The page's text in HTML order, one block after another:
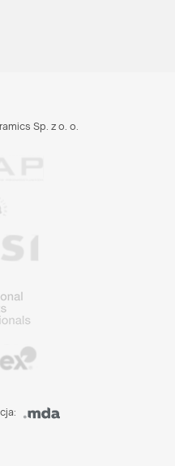
Sp. z o. o.